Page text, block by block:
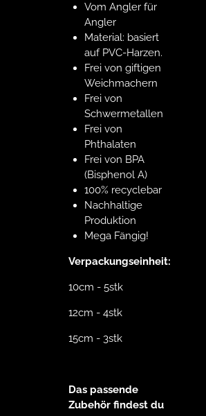
Vom Angler für
Angler
Material: basiert
auf PVC-Harzen.
Frei von giftigen
Weichmachern
Frei von
Schwermetallen
Frei von
Phthalaten
Frei von BPA
(Bisphenol A)
100% recyclebar
Nachhaltige
Produktion
Mega Fängig!
Verpackungseinheit:
10cm - 5stk
12cm - 4stk
15cm - 3stk
Das passende
Zubehör findest du